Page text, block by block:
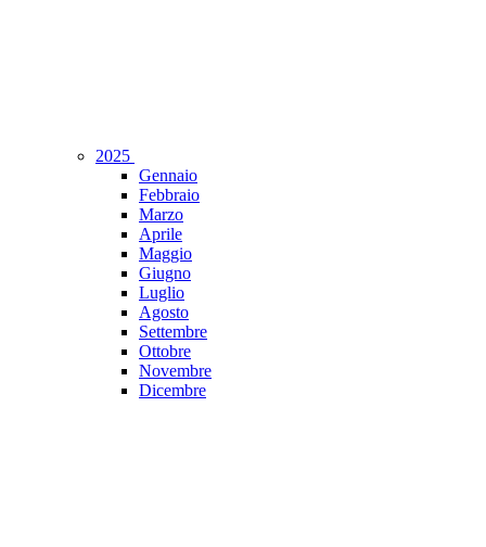
2025
Gennaio
Febbraio
Marzo
Aprile
Maggio
Giugno
Luglio
Agosto
Settembre
Ottobre
Novembre
Dicembre